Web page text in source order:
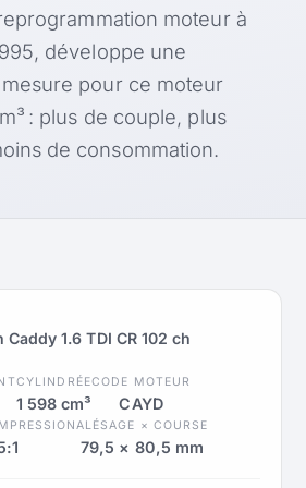
moteur à
développe une
pour ce moteur
: plus de couple, plus
de consommation.
1.6 TDI CR 102 ch
CYLINDRÉE
1 598 cm³
CODE MOTEUR
CAYD
ALÉSAGE × COURSE
79,5 × 80,5 mm